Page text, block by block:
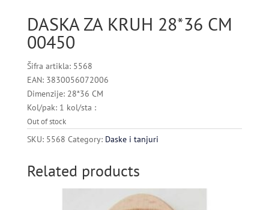
DASKA ZA KRUH 28*36 CM
00450
Šifra artikla: 5568
EAN: 3830056072006
Dimenzije: 28*36 CM
Kol/pak: 1 kol/sta :
Out of stock
SKU: 5568 Category: Daske i tanjuri
Related products